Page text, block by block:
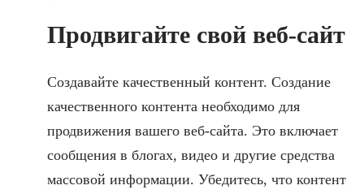
Продвигайте свой веб-сайт
Создавайте качественный контент. Создание
качественного контента необходимо для
продвижения вашего веб-сайта. Это включает
сообщения в блогах, видео и другие средства
массовой информации. Убедитесь, что контент